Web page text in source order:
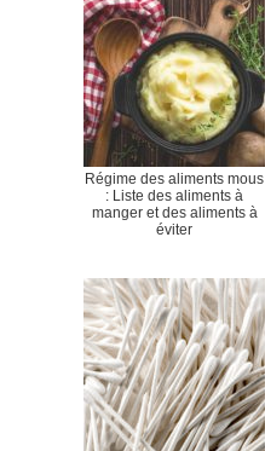
Régime des aliments mous
: Liste des aliments à
manger et des aliments à
éviter